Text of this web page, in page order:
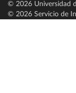
© 2026 Universidad
© 2026 Servicio de